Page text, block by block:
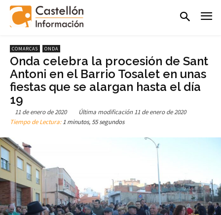
COMARCAS ONDA
Onda celebra la procesión de Sant
Antoni en el Barrio Tosalet en unas
fiestas que se alargan hasta el día
19
11 de enero de 2020 Última modificación 11 de enero de 2020
Tiempo de Lectura:1 minutos, 55 segundos